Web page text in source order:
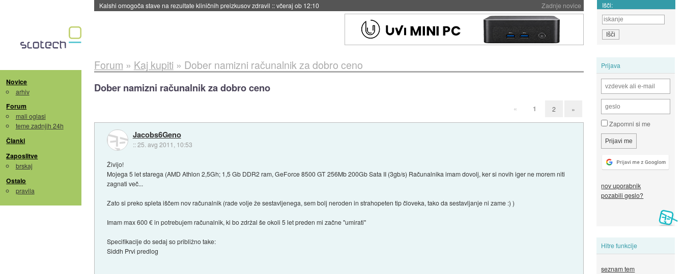
Zadnje novice
Sandisk že prodal več kot polovico SSD-jev za naslednji dve leti::včeraj ob 11:37 Išči:
Novice
arhiv
Forum
mali oglasi
teme zadnjih 24h
Članki
Zaposlitve
brskaj
Ostalo
pravila
Prijava
Zapomni si me
nov uporabnik
pozabili geslo?
Hitre funkcije
seznam tem
Forum » Kaj kupiti » Dober namizni računalnik za dobro ceno
Dober namizni računalnik za dobro ceno
« 1 2 »
Jacobs6Geno
::25. avg 2011, 10:53
Živijo!
Mojega 5 let starega (AMD Athlon 2,5Gh; 1,5 Gb DDR2 ram, GeForce 8500 GT 256Mb 200Gb Sata II (3gb/s) Računalnika imam dovolj, ker si novih iger ne morem niti
zagnati več...
Zato si preko spleta iščem nov računalnik (rade volje že sestavljenega, sem bolj neroden in strahopeten tip človeka, tako da sestavljanje ni zame :) )
Imam max 600 € in potrebujem računalnik, ki bo zdržal še okoli 5 let preden mi začne "umirati"
Specifikacije do sedaj so približno take:
Siddh Prvi predlog